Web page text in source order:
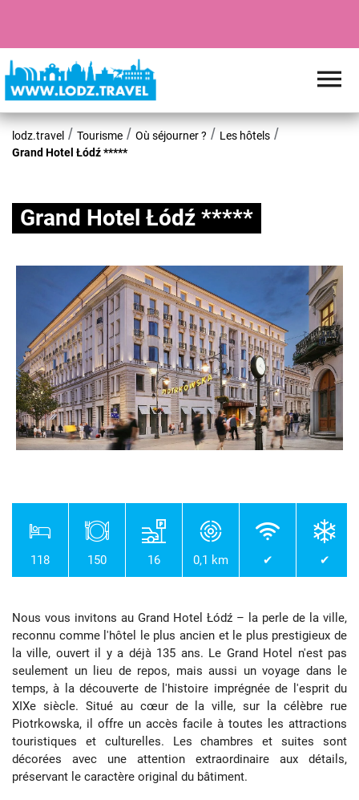
lodz.travel Tourisme Où séjourner ?
Les hôtels
Grand Hotel Łódź *****
Grand Hotel Łódź *****
118 150 16 0,1 km ✔ ✔
Nous vous invitons au Grand Hotel Łódź – la perle de la ville,
reconnu comme l'hôtel le plus ancien et le plus prestigieux de
la ville, ouvert il y a déjà 135 ans. Le Grand Hotel n'est pas
seulement un lieu de repos, mais aussi un voyage dans le
temps, à la découverte de l'histoire imprégnée de l'esprit du
XIXe siècle. Situé au cœur de la ville, sur la célèbre rue
Piotrkowska, il offre un accès facile à toutes les attractions
touristiques et culturelles. Les chambres et suites sont
décorées avec une attention extraordinaire aux détails,
préservant le caractère original du bâtiment.